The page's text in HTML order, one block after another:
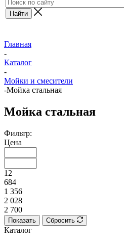
Главная
-
Каталог
-
Мойки и смесители
-Мойка стальная
Мойка стальная
Фильтр:
Цена
12
684
1 356
2 028
2 700
Показать Сбросить
Каталог